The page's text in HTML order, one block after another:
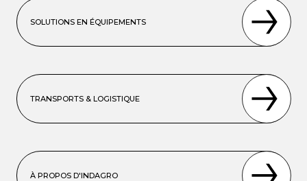
SOLUTIONS EN ÉQUIPEMENTS
TRANSPORTS & LOGISTIQUE
À PROPOS D'INDAGRO